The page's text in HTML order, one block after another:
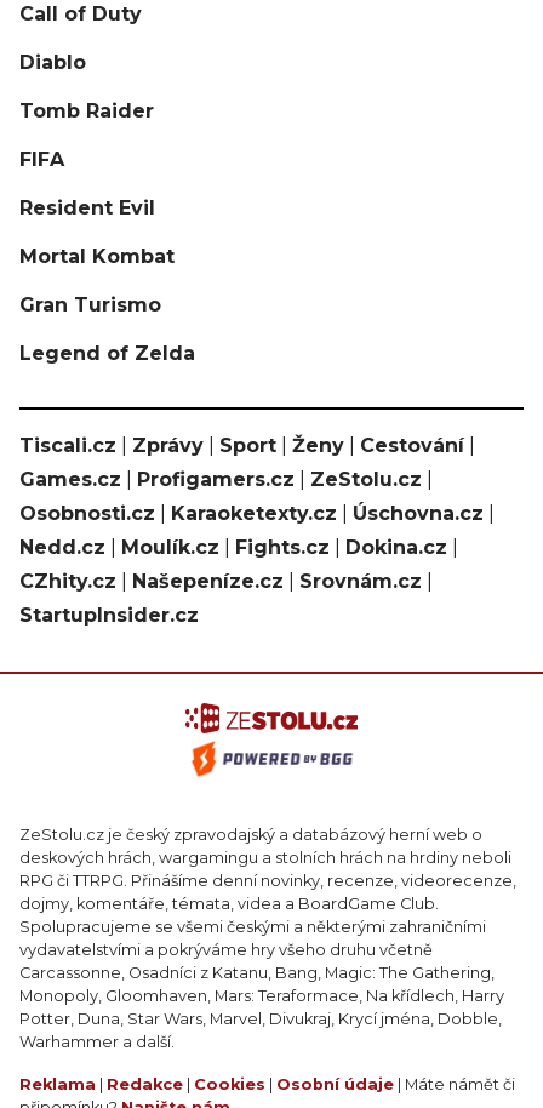
Call of Duty
Diablo
Tomb Raider
FIFA
Resident Evil
Mortal Kombat
Gran Turismo
Legend of Zelda
Tiscali.cz Zprávy Sport Ženy Cestování|
Games.cz
Profigamers.cz ZeStolu.cz
Osobnosti.cz
Karaoketexty.cz Úschovna.cz
Nedd.cz
Moulík.cz Fights.cz Dokina.cz
CZhity.cz
Našepeníze.cz Srovnám.cz
StartupInsider.cz
ZeStolu.cz je český zpravodajský a databázový herní web o
deskových hrách, wargamingu a stolních hrách na hrdiny neboli
RPG či TTRPG. Přinášíme denní novinky, recenze, videorecenze,
dojmy, komentáře, témata, videa a BoardGame Club.
Spolupracujeme se všemi českými a některými zahraničními
vydavatelstvími a pokrýváme hry všeho druhu včetně
Carcassonne, Osadníci z Katanu, Bang, Magic: The Gathering,
Monopoly, Gloomhaven, Mars: Teraformace, Na křídlech, Harry
Potter, Duna, Star Wars, Marvel, Divukraj, Krycí jména, Dobble,
Warhammer a další.
Reklama Redakce Cookies Osobní údaje | Máte námět či